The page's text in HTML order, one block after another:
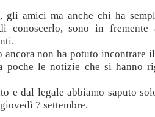
gli amici ma anche chi ha
conoscerlo, sono in fremente
ancora non ha potuto incontrare
poche le notizie che si hanno
e dal legale abbiamo saputo
7 settembre.